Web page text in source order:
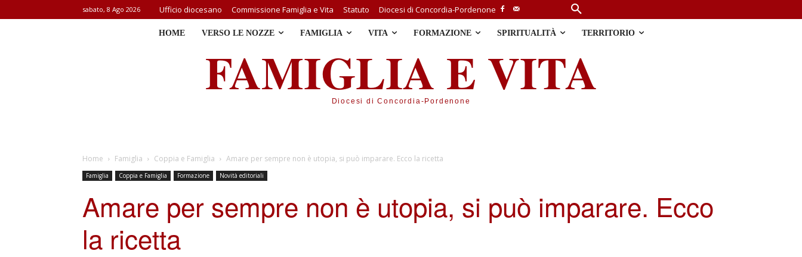
sabato, 8 Ago 2026 Ufficio diocesano Commissione Famiglia e Vita Statuto Diocesi di Concordia-Pordenone
HOME VERSO LE NOZZE FAMIGLIA VITA FORMAZIONE SPIRITUALITÀ TERRITORIO
FAMIGLIA E VITA
Diocesi di Concordia-Pordenone
Home Famiglia Coppia e Famiglia Amare per sempre non è utopia, si può imparare. Ecco la ricetta
Famiglia Coppia e Famiglia Formazione Novità editoriali
Amare per sempre non è utopia, si può imparare. Ecco
la ricetta